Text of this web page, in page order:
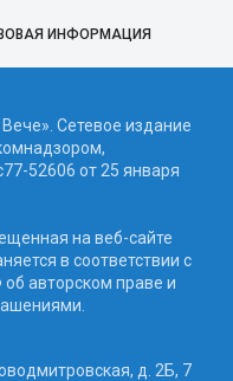
ИНФОРМАЦИЯ
Сетевое издание
52606 от 25 января
на веб-сайте
в соответствии с
авторском праве и
д. 2Б, 7